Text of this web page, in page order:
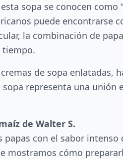
sopa se conocen como
puede encontrarse
la combinación de
tiempo.
de sopa enlatadas,
representa una
de Walter S.
con el sabor
cómo